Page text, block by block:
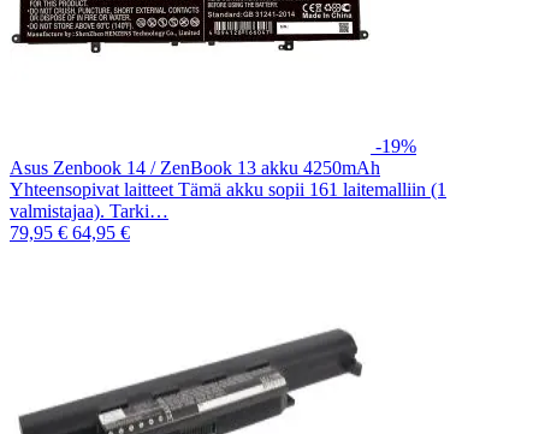
-19%
Asus Zenbook 14 / ZenBook 13 akku 4250mAh
Yhteensopivat laitteet Tämä akku sopii 161 laitemalliin (1
valmistajaa). Tarki…
79,95 € 64,95 €